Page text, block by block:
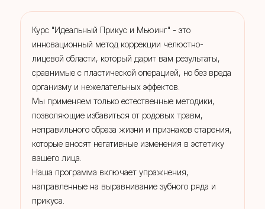
Курс "Идеальный Прикус и Мьюинг" - это
инновационный метод коррекции челюстно-
лицевой области, который дарит вам результаты,
сравнимые с пластической операцией, но без вреда
организму и нежелательных эффектов.
Мы применяем только естественные методики,
позволяющие избавиться от родовых травм,
неправильного образа жизни и признаков старения,
которые вносят негативные изменения в эстетику
вашего лица.
Наша программа включает упражнения,
направленные на выравнивание зубного ряда и
прикуса.